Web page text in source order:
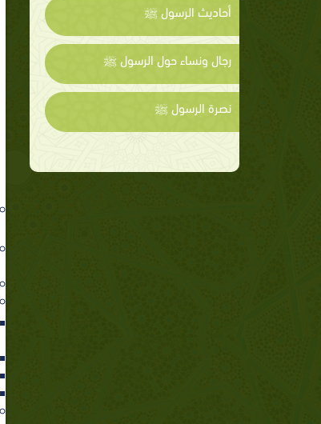
أحاديث الرسول ﷺ
رجال ونساء حول الرسول ﷺ
نصرة الرسول ﷺ